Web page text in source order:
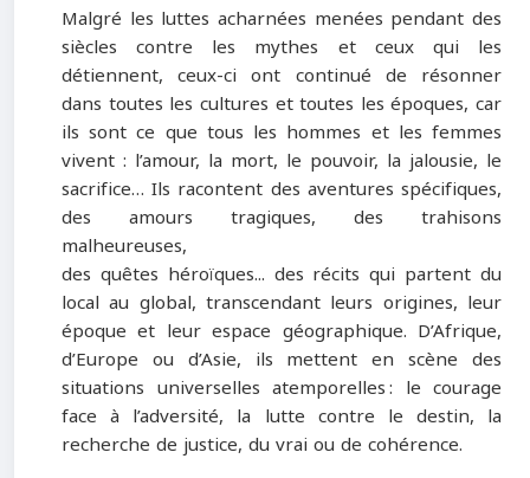
Malgré les luttes acharnées menées pendant des
siècles contre les mythes et ceux qui les
détiennent, ceux-ci ont continué de résonner
dans toutes les cultures et toutes les époques, car
ils sont ce que tous les hommes et les femmes
vivent : l’amour, la mort, le pouvoir, la jalousie, le
sacrifice… Ils racontent des aventures spécifiques,
des amours tragiques, des trahisons
malheureuses,
des quêtes héroïques... des récits qui partent du
local au global, transcendant leurs origines, leur
époque et leur espace géographique. D’Afrique,
d’Europe ou d’Asie, ils mettent en scène des
situations universelles atemporelles : le courage
face à l’adversité, la lutte contre le destin, la
recherche de justice, du vrai ou de cohérence.